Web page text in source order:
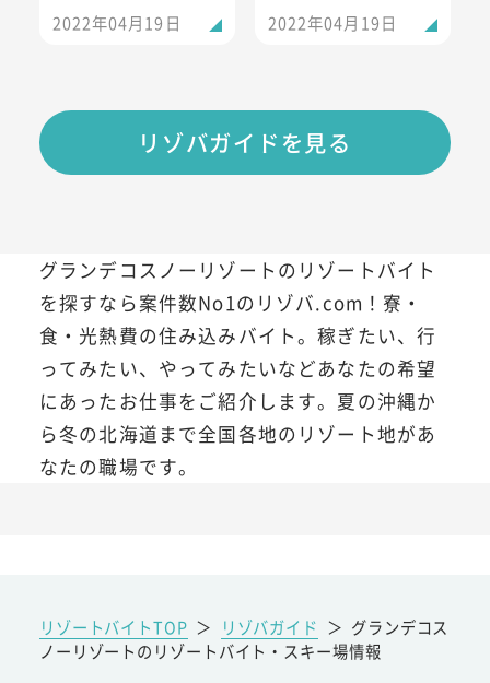
2022年04月19日 2022年04月19日
リゾバガイドを見る
グランデコスノーリゾートのリゾートバイト
を探すなら案件数No1のリゾバ.com！寮・
食・光熱費の住み込みバイト。稼ぎたい、行
ってみたい、やってみたいなどあなたの希望
にあったお仕事をご紹介します。夏の沖縄か
ら冬の北海道まで全国各地のリゾート地があ
なたの職場です。
リゾートバイトTOP ＞ リゾバガイド ＞ グランデコス
ノーリゾートのリゾートバイト・スキー場情報